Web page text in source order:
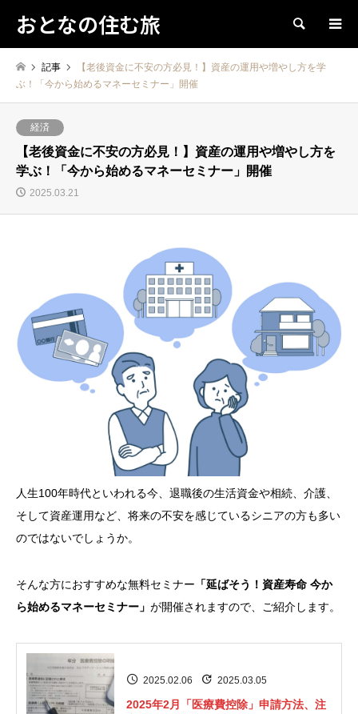
おとなの住む旅 検索
記事
【老後資金に不安の方必見！】資産の運用や増やし方を学
ぶ！「今から始めるマネーセミナー」開催
経済
【老後資金に不安の方必見！】資産の運用や増やし方を
学ぶ！「今から始めるマネーセミナー」開催
2025.03.21
人生100年時代といわれる今、退職後の生活資金や相続、介護、
そして資産運用など、将来の不安を感じているシニアの方も多い
のではないでしょうか。
そんな方におすすめな無料セミナー 「延ばそう！資産寿命 今か
ら始めるマネーセミナー」 が開催されますので、ご紹介します。
2025.02.06 2025.03.05
2025年2月「医療費控除」申請方法、注